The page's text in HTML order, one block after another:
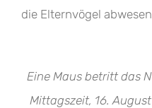
die Elternvögel
Eine Maus betritt das
Mittagszeit, 16.